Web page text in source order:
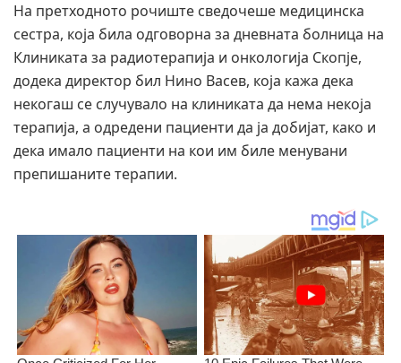
На претходното рочиште сведочеше медицинска
сестра, која била одговорна за дневната болница на
Клиниката за радиотерапија и онкологија Скопје,
додека директор бил Нино Васев, која кажа дека
некогаш се случувало на клиниката да нема некоја
терапија, а одредени пациенти да ја добијат, како и
дека имало пациенти на кои им биле менувани
препишаните терапии.